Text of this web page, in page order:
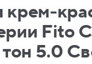
крем-
Fito
5.0